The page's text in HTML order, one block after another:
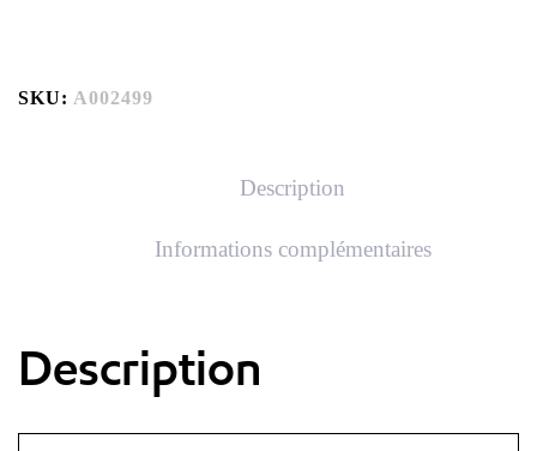
SKU: A002499
Description
Informations complémentaires
Description